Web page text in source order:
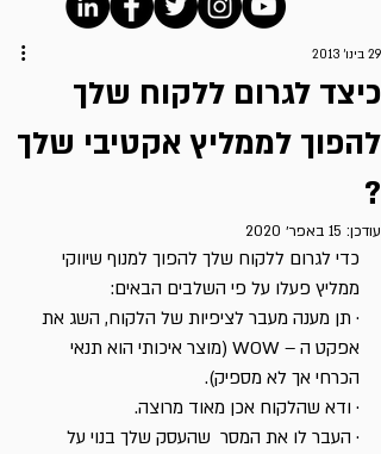
כיצד לגרום ללקוח שלך
להפוך לממליץ אקטיבי שלך
?
29 בינו׳ 2013
עודכן: 15 באפר׳ 2020
כדי לגרום ללקוח שלך להפוך למנוף שיווקי
ממליץ פעלו על פי השלבים הבאים:
· תן מענה מעבר לציפיות של הלקוח, השג את
אפקט ה – WOW (מוצר איכותי הוא תנאי
הכרחי אך לא מספיק).
· ודא שהלקוח אכן מאוד מרוצה.
· העבר לו את המסר  שהעסק שלך בנוי על